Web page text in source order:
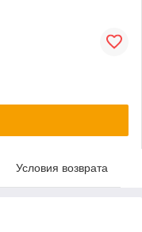
Условия возврата